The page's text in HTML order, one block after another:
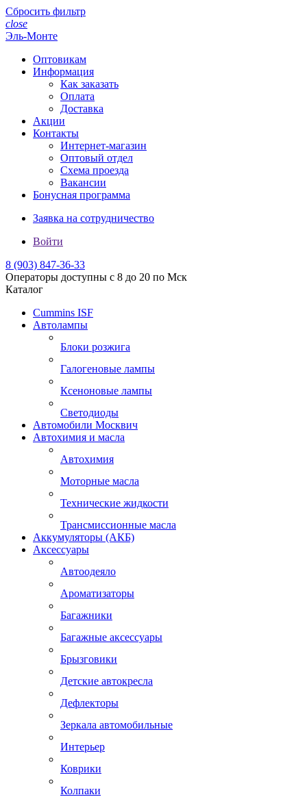
Сбросить фильтр
close
Эль-Монте
Оптовикам
Информация
Как заказать
Оплата
Доставка
Акции
Контакты
Интернет-магазин
Оптовый отдел
Схема проезда
Вакансии
Бонусная программа
Заявка на сотрудничество
Войти
8 (903) 847-36-33
Операторы доступны с 8 до 20 по Мск
Каталог
Cummins ISF
Автолампы
Блоки розжига
Галогеновые лампы
Ксеноновые лампы
Светодиоды
Автомобили Москвич
Автохимия и масла
Автохимия
Моторные масла
Технические жидкости
Трансмиссионные масла
Аккумуляторы (АКБ)
Аксессуары
Автоодеяло
Ароматизаторы
Багажники
Багажные аксессуары
Брызговики
Детские автокресла
Дефлекторы
Зеркала автомобильные
Интерьер
Коврики
Колпаки